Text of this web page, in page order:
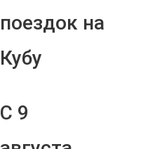
поездок на
Кубу
С 9